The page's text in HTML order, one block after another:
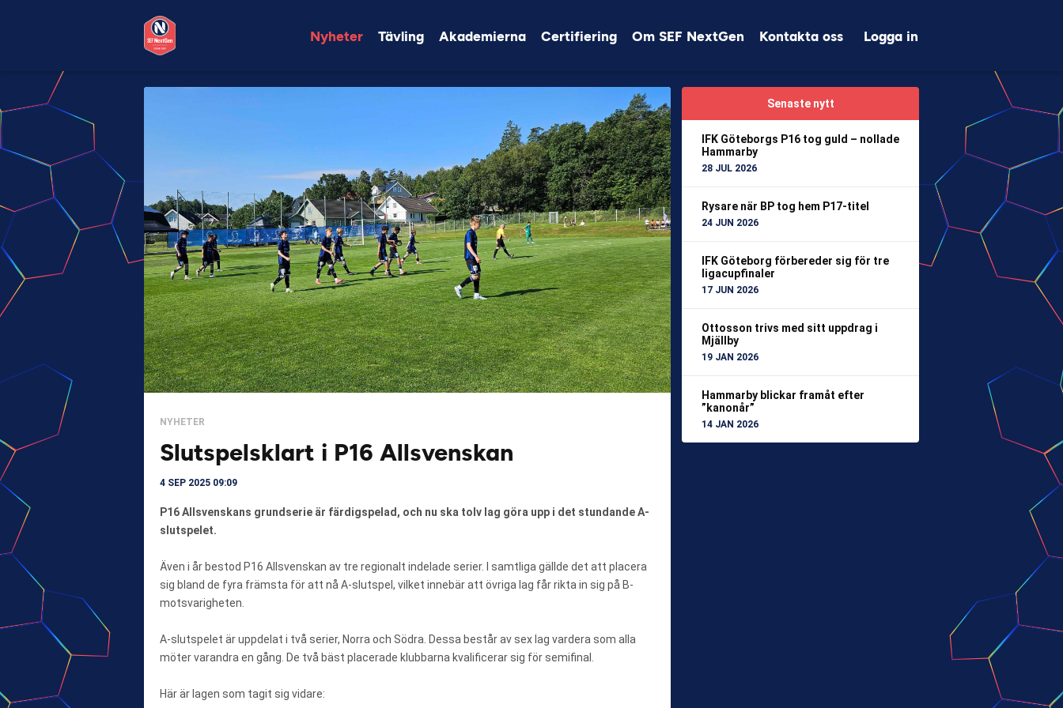
Nyheter Tävling Akademierna Certifiering Om SEF NextGen Kontakta oss Logga in
NYHETER
Slutspelsklart i P16 Allsvenskan
4 SEP 2025 09:09
P16 Allsvenskans grundserie är färdigspelad, och nu ska tolv lag göra upp i det stundande A-
slutspelet.
Även i år bestod P16 Allsvenskan av tre regionalt indelade serier. I samtliga gällde det att placera
sig bland de fyra främsta för att nå A-slutspel, vilket innebär att övriga lag får rikta in sig på B-
motsvarigheten.
A-slutspelet är uppdelat i två serier, Norra och Södra. Dessa består av sex lag vardera som alla
möter varandra en gång. De två bäst placerade klubbarna kvalificerar sig för semifinal.
Här är lagen som tagit sig vidare:
Senaste nytt
IFK Göteborgs P16 tog guld – nollade
Hammarby
28 JUL 2026
Rysare när BP tog hem P17-titel
24 JUN 2026
IFK Göteborg förbereder sig för tre
ligacupfinaler
17 JUN 2026
Ottosson trivs med sitt uppdrag i
Mjällby
19 JAN 2026
Hammarby blickar framåt efter
”kanonår”
14 JAN 2026